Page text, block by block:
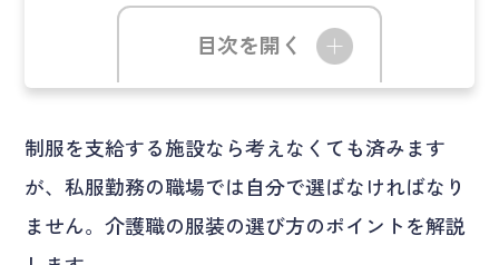
目次を開く
制服を支給する施設なら考えなくても済みます
が、私服勤務の職場では自分で選ばなければなり
ません。介護職の服装の選び方のポイントを解説